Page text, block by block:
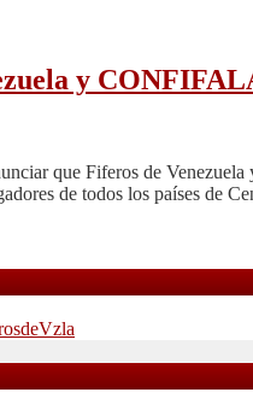
y
que Fiferos de
de todos los países de